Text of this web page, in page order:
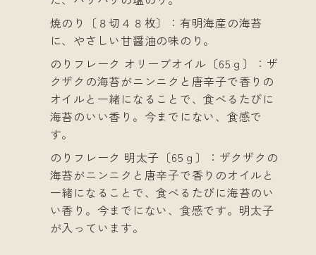
焼のり〔８切４８枚〕：有明海産の海苔
に、やさしい甘醤油の味のり。
のりフレーク オリーブオイル〔65ｇ〕：ザ
クザクの海苔がニンニクと唐辛子で香りの
オイルと一緒になることで、食べるたびに
海苔のいい香り。今までにない、食感で
す。
のりフレーク 明太子〔65ｇ〕：ザクザクの
海苔がニンニクと唐辛子で香りのオイルと
一緒になることで、食べるたびに海苔のい
い香り。今までにない、食感です。明太子
が入っています。